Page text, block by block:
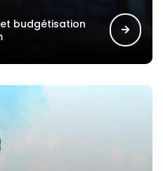
budgétisation